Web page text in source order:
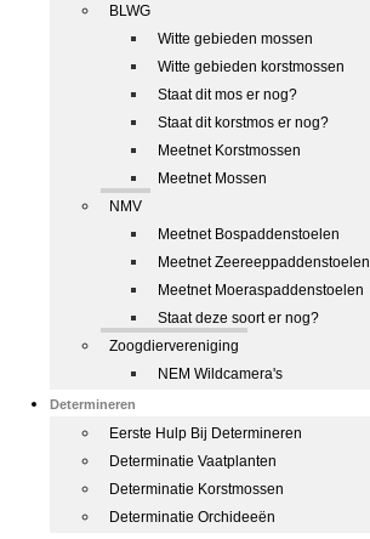
BLWG
Witte gebieden mossen
Witte gebieden korstmossen
Staat dit mos er nog?
Staat dit korstmos er nog?
Meetnet Korstmossen
Meetnet Mossen
NMV
Meetnet Bospaddenstoelen
Meetnet Zeereeppaddenstoelen
Meetnet Moeraspaddenstoelen
Staat deze soort er nog?
Zoogdiervereniging
NEM Wildcamera's
Determineren
Eerste Hulp Bij Determineren
Determinatie Vaatplanten
Determinatie Korstmossen
Determinatie Orchideeën